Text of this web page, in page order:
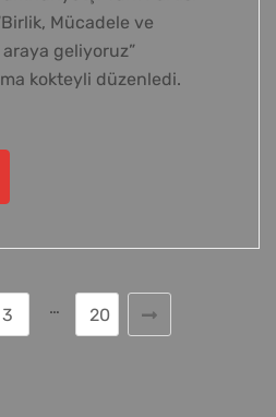
Mücadele ve
geliyoruz”
kokteyli düzenledi.
3 … 20